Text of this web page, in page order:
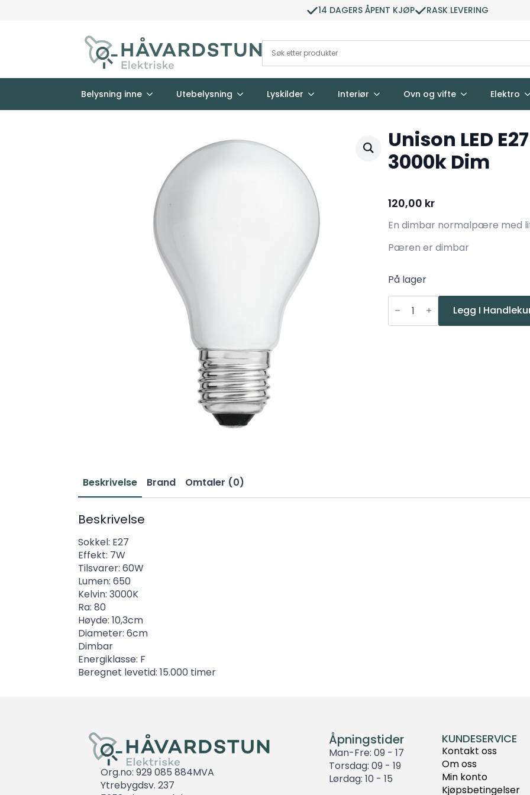
14 DAGERS ÅPENT KJØP RASK LEVERING
Belysning inne Utebelysning Lyskilder Interiør Ovn og vifte Elektro
Unison LED
3000k Dim
120,00 kr
En dimbar normalpære med
Pæren er dimbar
På lager
Unison
LED
7w(60W)
Legg I
Beskrivelse Brand Omtaler (0)
Beskrivelse
Sokkel: E27
Effekt: 7W
Tilsvarer: 60W
Lumen: 650
Kelvin: 3000K
Ra: 80
Høyde: 10,3cm
Diameter: 6cm
Dimbar
Energiklasse: F
Beregnet levetid: 15.000 timer
Org.no: 929 085 884MVA
Ytrebygdsv. 237
Åpningstider
Man-Fre: 09 - 17
Torsdag: 09 - 19
Lørdag: 10 - 15
KUNDESERVICE
Kontakt oss
Om oss
Min konto
Kjøpsbetingelser